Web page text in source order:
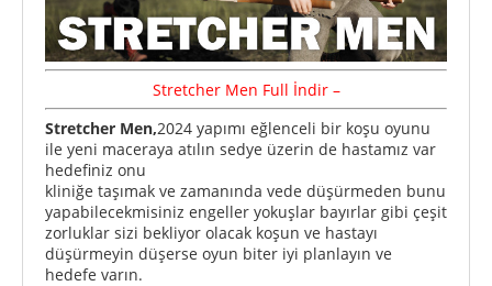
Stretcher Men Full İndir –
Stretcher Men,2024 yapımı eğlenceli bir koşu oyunu
ile yeni maceraya atılın sedye üzerin de hastamız var
hedefiniz onu
kliniğe taşımak ve zamanında vede düşürmeden bunu
yapabilecekmisiniz engeller yokuşlar bayırlar gibi çeşit
zorluklar sizi bekliyor olacak koşun ve hastayı
düşürmeyin düşerse oyun biter iyi planlayın ve
hedefe varın.